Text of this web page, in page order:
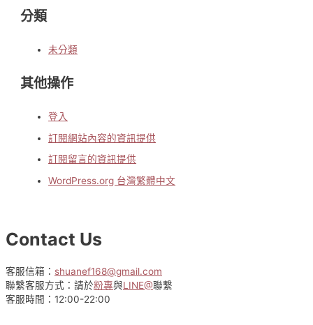
分類
未分類
其他操作
登入
訂閱網站內容的資訊提供
訂閱留言的資訊提供
WordPress.org 台灣繁體中文
Contact Us
客服信箱： shuanef168@gmail.com
聯繫客服方式：請於粉專與LINE@聯繫
客服時間：12:00-22:00